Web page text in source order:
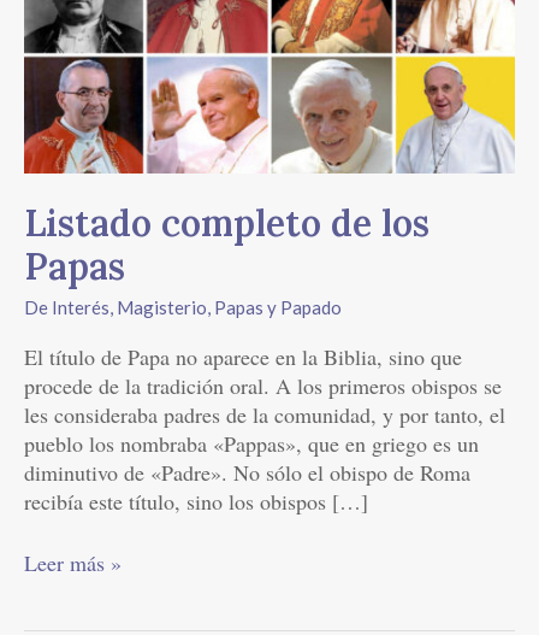
Listado completo de los
Papas
De Interés, Magisterio, Papas y Papado
El título de Papa no aparece en la Biblia, sino que
procede de la tradición oral. A los primeros obispos se
les consideraba padres de la comunidad, y por tanto, el
pueblo los nombraba «Pappas», que en griego es un
diminutivo de «Padre». No sólo el obispo de Roma
recibía este título, sino los obispos […]
los
Papas
Leer más »